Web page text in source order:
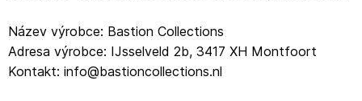
Název výrobce: Bastion Collections
Adresa výrobce: IJsselveld 2b, 3417 XH Montfoort
Kontakt: info@bastioncollections.nl